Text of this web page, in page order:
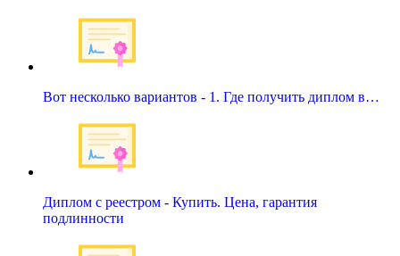
Вот несколько вариантов - 1. Где получить диплом в…
Диплом с реестром - Купить. Цена, гарантия
подлинности